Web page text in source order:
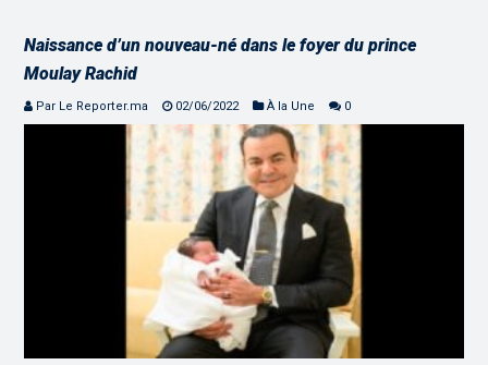
Naissance d’un nouveau-né dans le foyer du prince
Moulay Rachid
Par Le Reporter.ma 02/06/2022 À la Une 0